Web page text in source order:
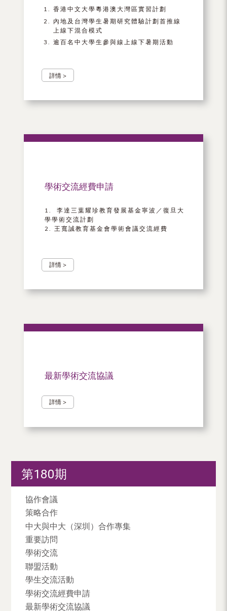
香港中文大學粵港澳大灣區實習計劃
內地及台灣學生暑期研究體驗計劃首推線
上線下混合模式
逾百名中大學生參與線上線下暑期活動
詳情 >
學術交流經費申請
1. 李達三葉耀珍教育發展基金寧波／復旦大
學學術交流計劃
2. 王寬誠教育基金會學術會議交流經費
詳情 >
最新學術交流協議
詳情 >
第180期
協作會議
策略合作
中大與中大（深圳）合作專集
重要訪問
學術交流
聯盟活動
學生交流活動
學術交流經費申請
最新學術交流協議